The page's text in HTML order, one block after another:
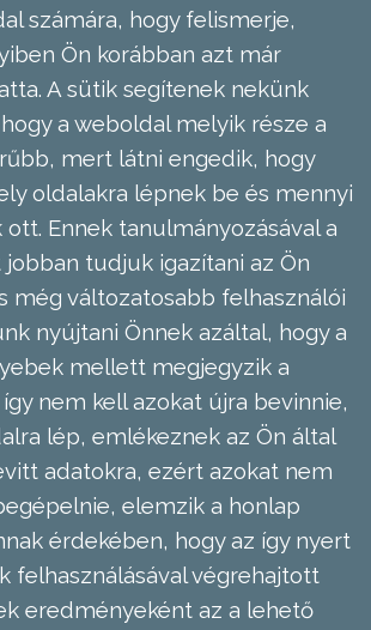
számára, hogy felismerje,
Ön korábban azt már
A sütik segítenek nekünk
a weboldal melyik része a
mert látni engedik, hogy
oldalakra lépnek be és mennyi
Ennek tanulmányozásával a
tudjuk igazítani az Ön
még változatosabb felhasználói
nyújtani Önnek azáltal, hogy a
mellett megjegyzik a
nem kell azokat újra bevinnie,
lép, emlékeznek az Ön által
adatokra, ezért azokat nem
elemzik a honlap
érdekében, hogy az így nyert
felhasználásával végrehajtott
eredményeként az a lehető